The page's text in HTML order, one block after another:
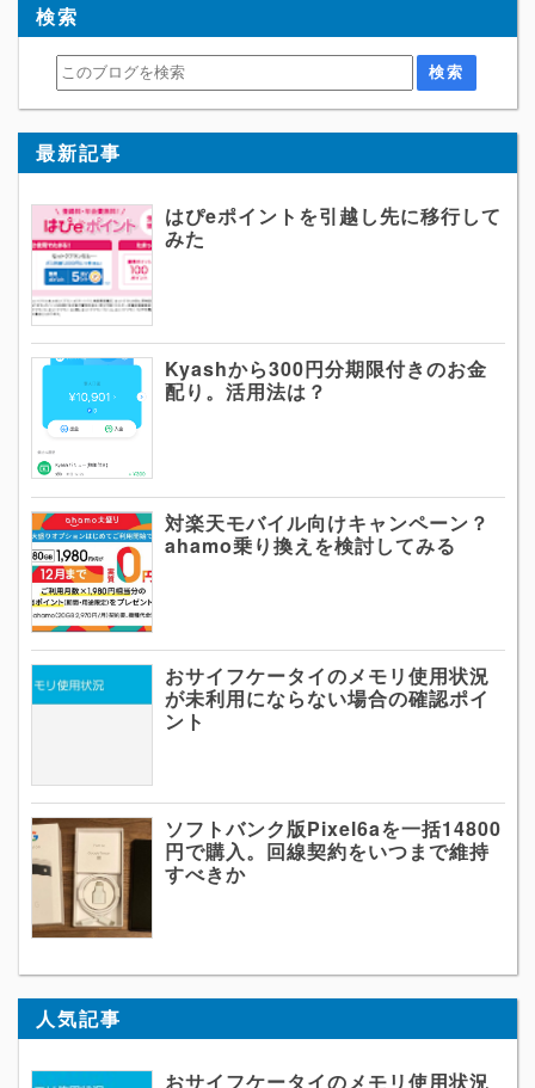
検索
最新記事
はぴeポイントを引越し先に移行して
みた
Kyashから300円分期限付きのお金
配り。活用法は？
対楽天モバイル向けキャンペーン？
ahamo乗り換えを検討してみる
おサイフケータイのメモリ使用状況
が未利用にならない場合の確認ポイ
ント
ソフトバンク版Pixel6aを一括14800
円で購入。回線契約をいつまで維持
すべきか
人気記事
おサイフケータイのメモリ使用状況